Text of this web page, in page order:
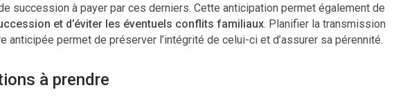
succession à payer par ces derniers. Cette anticipation permet également de
et d’éviter les éventuels conflits familiaux. Planifier la transmission
anticipée permet de préserver l’intégrité de celui-ci et d’assurer sa pérennité.
à prendre